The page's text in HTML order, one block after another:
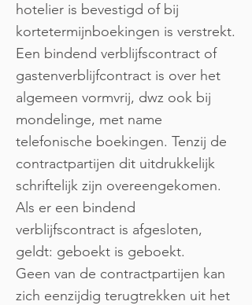
hotelier is bevestigd of bij
kortetermijnboekingen is verstrekt.
Een bindend verblijfscontract of
gastenverblijfcontract is over het
algemeen vormvrij, dwz ook bij
mondelinge, met name
telefonische boekingen. Tenzij de
contractpartijen dit uitdrukkelijk
schriftelijk zijn overeengekomen.
Als er een bindend
verblijfscontract is afgesloten,
geldt: geboekt is geboekt.
Geen van de contractpartijen kan
zich eenzijdig terugtrekken uit het